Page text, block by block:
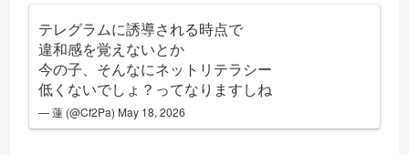
テレグラムに誘導される時点で
違和感を覚えないとか
今の子、そんなにネットリテラシー
低くないでしょ？ってなりますしね
— 蓮 (@Cf2Pa) May 18, 2026